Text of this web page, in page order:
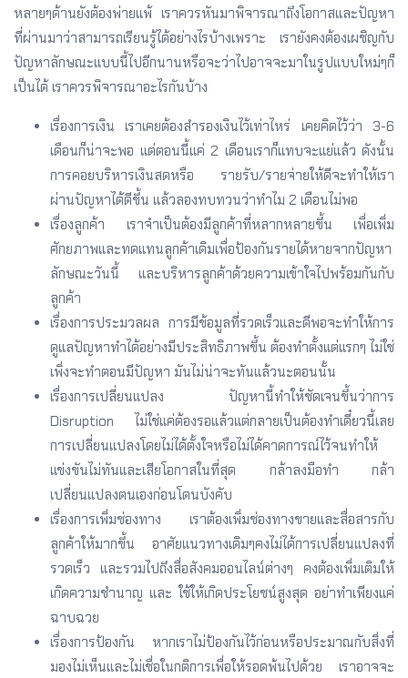
หลายๆด้านยังต้องพ่ายแพ้ เราควรหันมาพิจารณาถึงโอกาสและปัญหา
ที่ผ่านมาว่าสามารถเรียนรู้ได้อย่างไรบ้างเพราะ เรายังคงต้องเผชิญกับ
ปัญหาลักษณะแบบนี้ไปอีกนานหรือจะว่าไปอาจจะมาในรูปแบบใหม่ๆก็
เป็นได้ เราควรพิจารณาอะไรกันบ้าง
เรื่องการเงิน เราเคยต้องสำรองเงินไว้เท่าไหร่ เคยคิดไว้ว่า 3-6
เดือนก็น่าจะพอ แต่ตอนนี้แค่ 2 เดือนเราก็แทบจะแย่แล้ว ดังนั้น
การคอยบริหารเงินสดหรือ รายรับ/รายจ่ายให้ดีจะทำให้เรา
ผ่านปัญหาได้ดีขึ้น แล้วลองทบทวนว่าทำไม 2 เดือนไม่พอ
เรื่องลูกค้า เราจำเป็นต้องมีลูกค้าที่หลากหลายขึ้น เพื่อเพิ่ม
ศักยภาพและทดแทนลูกค้าเดิมเพื่อป้องกันรายได้หายจากปัญหา
ลักษณะวันนี้ และบริหารลูกค้าด้วยความเข้าใจไปพร้อมกันกับ
ลูกค้า
เรื่องการประมวลผล การมีข้อมูลที่รวดเร็วและดีพอจะทำให้การ
ดูแลปัญหาทำได้อย่างมีประสิทธิภาพขึ้น ต้องทำตั้งแต่แรกๆ ไม่ใช่
เพิ่งจะทำตอนมีปัญหา มันไม่น่าจะทันแล้วนะตอนนั้น
เรื่องการเปลี่ยนแปลง ปัญหานี้ทำให้ชัดเจนขึ้นว่าการ
Disruption ไม่ใช่แค่ต้องรอแล้วแต่กลายเป็นต้องทำเดี๋ยวนี้เลย
การเปลี่ยนแปลงโดยไม่ได้ตั้งใจหรือไม่ได้คาดการณ์ไว้จนทำให้
แข่งขันไม่ทันและเสียโอกาสในที่สุด กล้าลงมือทำ กล้า
เปลี่ยนแปลงตนเองก่อนโดนบังคับ
เรื่องการเพิ่มช่องทาง เราต้องเพิ่มช่องทางขายและสื่อสารกับ
ลูกค้าให้มากขึ้น อาศัยแนวทางเดิมๆคงไม่ได้การเปลี่ยนแปลงที่
รวดเร็ว และรวมไปถึงสื่อสังคมออนไลน์ต่างๆ คงต้องเพิ่มเติมให้
เกิดความชำนาญ และ ใช้ให้เกิดประโยชน์สูงสุด อย่าทำเพียงแค่
ฉาบฉวย
เรื่องการป้องกัน หากเราไม่ป้องกันไว้ก่อนหรือประมาณกับสิ่งที่
มองไม่เห็นและไม่เชื่อในกติการเพื่อให้รอดพ้นไปด้วย เราอาจจะ